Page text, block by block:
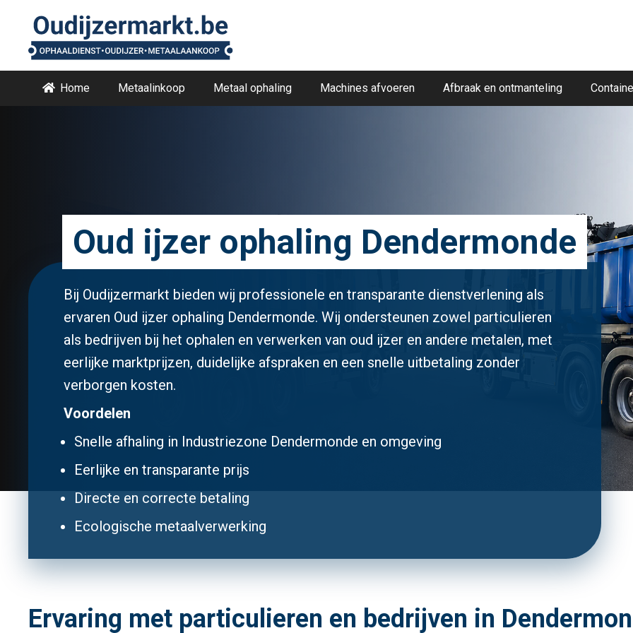
Home Metaalinkoop Metaal ophaling Machines afvoeren Afbraak en ontmanteling
Oud ijzer ophaling Dendermonde
Bij Oudijzermarkt bieden wij professionele en transparante dienstverlening als
ervaren Oud ijzer ophaling Dendermonde. Wij ondersteunen zowel particulieren
als bedrijven bij het ophalen en verwerken van oud ijzer en andere metalen, met
eerlijke marktprijzen, duidelijke afspraken en een snelle uitbetaling zonder
verborgen kosten.
Voordelen
Snelle afhaling in Industriezone Dendermonde en omgeving
Eerlijke en transparante prijs
Directe en correcte betaling
Ecologische metaalverwerking
Ervaring met particulieren en bedrijven in